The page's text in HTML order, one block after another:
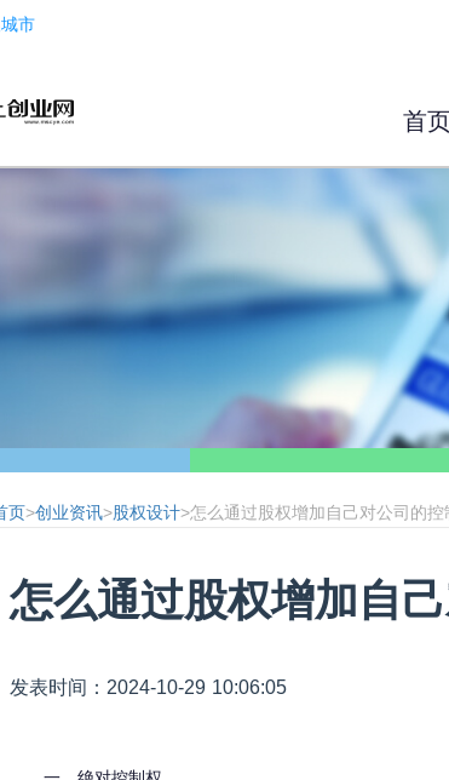
市
首
页>创业资讯>股权设计>怎么通过股权增加自己对公司的控
怎么通过股权增加自
发表时间：2024-10-29 10:06:05